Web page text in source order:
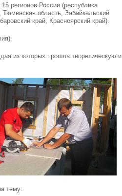
регионов России (республика
область, Забайкальский
край, Красноярский край).
из которых прошла теоретическую и
тему: